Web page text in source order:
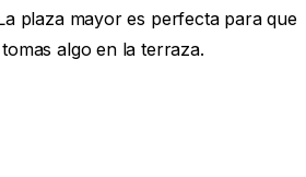
plaza mayor es perfecta para que
algo en la terraza.